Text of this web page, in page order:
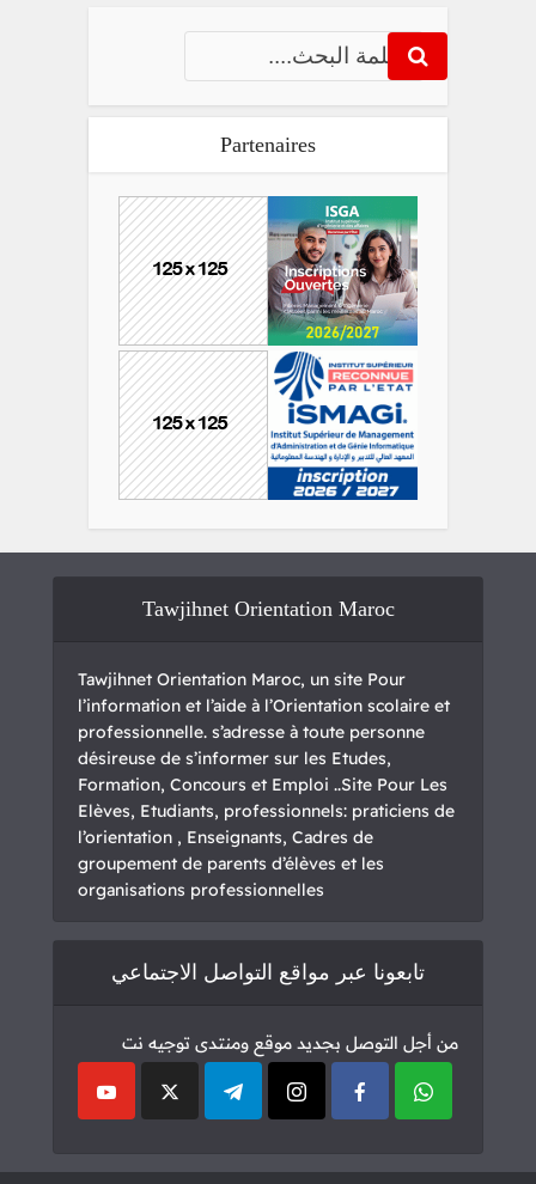
Partenaires
Tawjihnet Orientation Maroc
Tawjihnet Orientation Maroc, un site Pour
l’information et l’aide à l’Orientation scolaire et
professionnelle. s’adresse à toute personne
désireuse de s’informer sur les Etudes,
Formation, Concours et Emploi ..Site Pour Les
Elèves, Etudiants, professionnels: praticiens de
l’orientation , Enseignants, Cadres de
groupement de parents d’élèves et les
organisations professionnelles
تابعونا عبر مواقع التواصل الاجتماعي
من أجل التوصل بجديد موقع ومنتدى توجيه نت